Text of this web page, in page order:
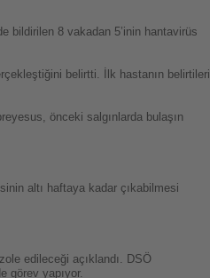
bildirilen 8 vakadan 5’inin hantavirüs
belirtti. İlk hastanın belirtileri
önceki salgınlarda bulaşın
altı haftaya kadar çıkabilmesi
edileceği açıklandı. DSÖ
görev yapıyor.